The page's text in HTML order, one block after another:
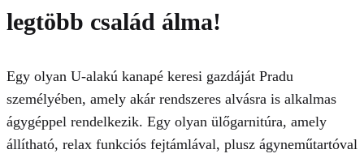
legtöbb család álma!
Egy olyan U-alakú kanapé keresi gazdáját Pradu
személyében, amely akár rendszeres alvásra is alkalmas
ágygéppel rendelkezik. Egy olyan ülőgarnitúra, amely
állítható, relax funkciós fejtámlával, plusz ágyneműtartóval